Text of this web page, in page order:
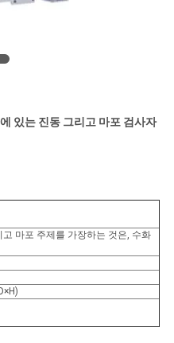
있는 진동 그리고 마포 검사자
마포 주제를 가장하는 것은, 수화